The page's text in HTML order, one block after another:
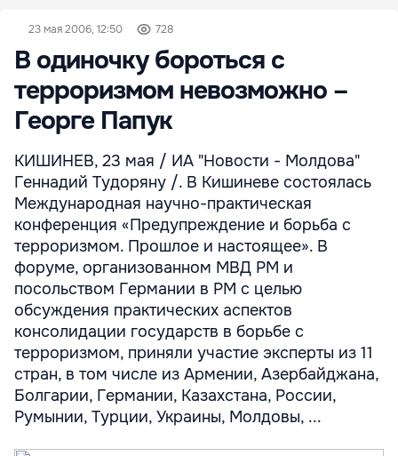
23 мая 2006, 12:50 728
В одиночку бороться с
терроризмом невозможно –
Георге Папук
КИШИНЕВ, 23 мая / ИА "Новости - Молдова"
Геннадий Тудоряну /. В Кишиневе состоялась
Международная научно-практическая
конференция «Предупреждение и борьба с
терроризмом. Прошлое и настоящее». В
форуме, организованном МВД РМ и
посольством Германии в РМ с целью
обсуждения практических аспектов
консолидации государств в борьбе с
терроризмом, приняли участие эксперты из 11
стран, в том числе из Армении, Азербайджана,
Болгарии, Германии, Казахстана, России,
Румынии, Турции, Украины, Молдовы, ...